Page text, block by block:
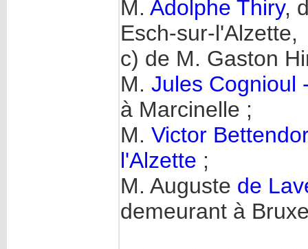
M. Adolphe Thiry,
Esch-sur-l'Alzette,
c) de M. Gaston
M. Jules Cognioul
à Marcinelle ;
M. Victor
l'Alzette ;
M. Auguste de
demeurant à